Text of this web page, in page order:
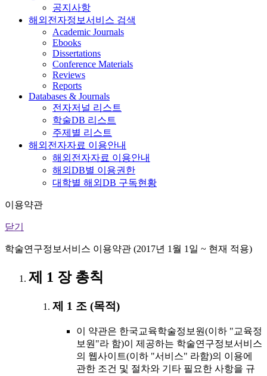
공지사항
해외전자정보서비스 검색
Academic Journals
Ebooks
Dissertations
Conference Materials
Reviews
Reports
Databases & Journals
전자저널 리스트
학술DB 리스트
주제별 리스트
해외전자자료 이용안내
해외전자자료 이용안내
해외DB별 이용권한
대학별 해외DB 구독현황
이용약관
닫기
학술연구정보서비스 이용약관 (2017년 1월 1일 ~ 현재 적용)
제 1 장 총칙
제 1 조 (목적)
이 약관은 한국교육학술정보원(이하 "교육정
보원"라 함)이 제공하는 학술연구정보서비스
의 웹사이트(이하 "서비스" 라함)의 이용에
관한 조건 및 절차와 기타 필요한 사항을 규